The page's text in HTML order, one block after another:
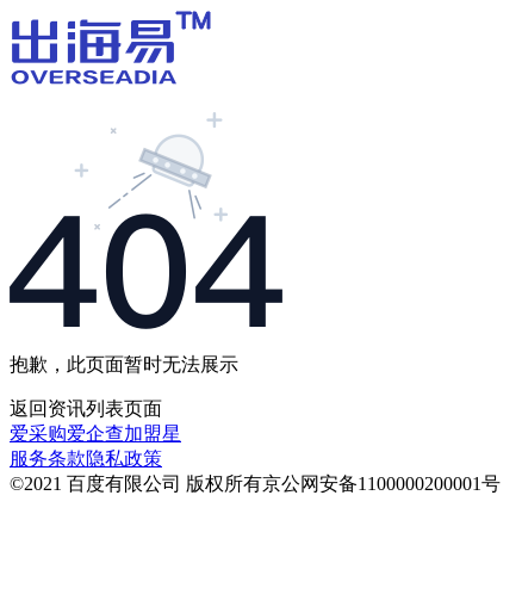
抱歉，此页面暂时无法展示
返回 资讯列表页面
爱采购爱企查加盟星
服务条款隐私政策
©2021 百度有限公司 版权所有京公网安备1100000200001号